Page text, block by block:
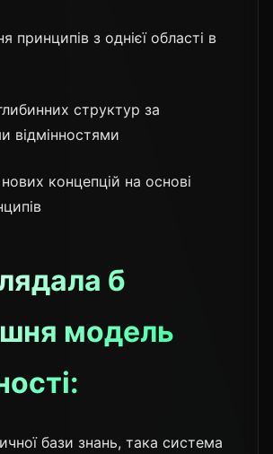
принципів з однієї області в
структур за
відмінностями
концепцій на основі
б
модель
бази знань, така система